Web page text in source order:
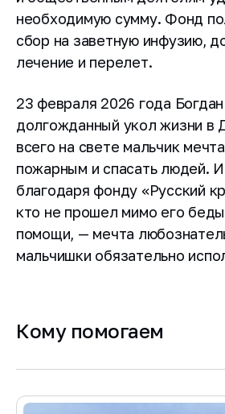
необходимую сумму. Фонд
сбор на заветную инфузию,
лечение и перелет.
23 февраля 2026 года
долгожданный укол жизни в
всего на свете мальчик
пожарным и спасать людей.
благодаря фонду «Русский
кто не прошел мимо его
помощи, — мечта
мальчишки обязательно
Кому помогаем